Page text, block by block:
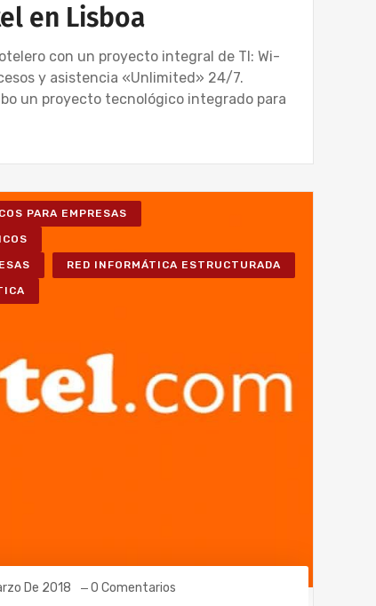
en Lisboa
con un proyecto integral de TI: Wi-
y asistencia «Unlimited» 24/7.
un proyecto tecnológico integrado para
PARA EMPRESAS
RED INFORMÁTICA ESTRUCTURADA
De 2018 0 Comentarios